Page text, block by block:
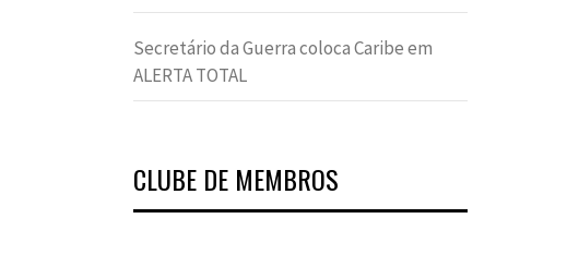
Secretário da Guerra coloca Caribe em
ALERTA TOTAL
CLUBE DE MEMBROS